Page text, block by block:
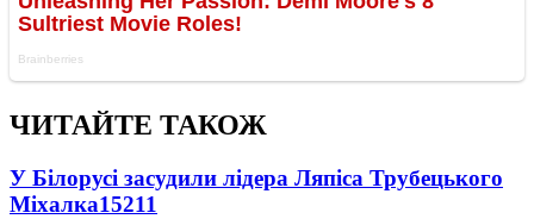
ЧИТАЙТЕ ТАКОЖ
У Білорусі засудили лідера Ляпіса Трубецького
Міхалка15211